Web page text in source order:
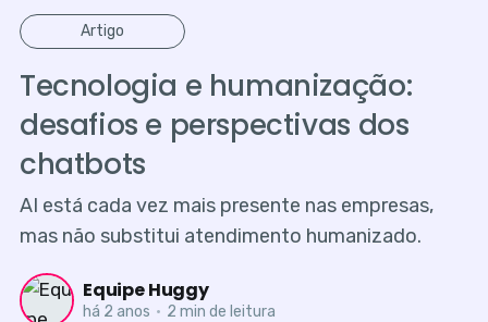
Artigo
Tecnologia e humanização:
desafios e perspectivas dos
chatbots
AI está cada vez mais presente nas empresas,
mas não substitui atendimento humanizado.
Equipe Huggy
há 2 anos • 2 min de leitura